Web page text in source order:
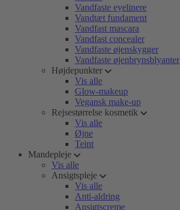
Vandfaste eyelinere
Vandtæt fundament
Vandfast mascara
Vandfast concealer
Vandfaste øjenskygger
Vandfaste øjenbrynsblyanter
Højdepunkter
Vis alle
Glow-makeup
Vegansk make-up
Rejsestørrelse kosmetik
Vis alle
Øjne
Teint
Mandepleje
Vis alle
Ansigtspleje
Vis alle
Anti-aldring
Ansigtscreme